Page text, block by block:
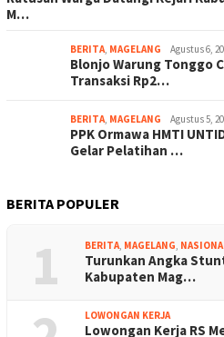
Terungkap : Satu Pelaku
Diamankan
Presiden Prabowo Pulihkan
Nama Baik Dua Guru Luwu
Utara yang Dipecat Karena
M…
BERITA, MAGELANG Agustus 6,
Blonjo Warung Tonggo
Transaksi Rp2…
BERITA, MAGELANG Agustus 5,
PPK Ormawa HMTI
Gelar Pelatihan …
BERITA POPULER
1 BERITA, MAGELANG,
Turunkan Angka
Kabupaten Mag…
LOWONGAN KERJA
Lowongan Kerja RS